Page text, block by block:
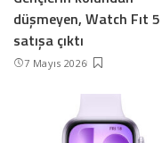
düşmeyen, Watch Fıt 5
satışa çıktı
7 Mayıs 2026